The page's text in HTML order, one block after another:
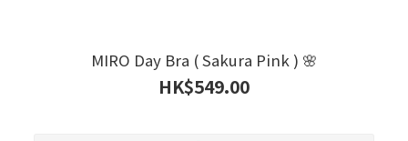
MIRO Day Bra ( Sakura Pink ) 🌸
HK$549.00